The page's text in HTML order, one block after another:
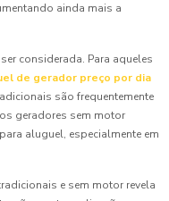
ainda mais a
considerada. Para aqueles
de gerador preço por dia
são frequentemente
geradores sem motor
aluguel, especialmente em
e sem motor revela